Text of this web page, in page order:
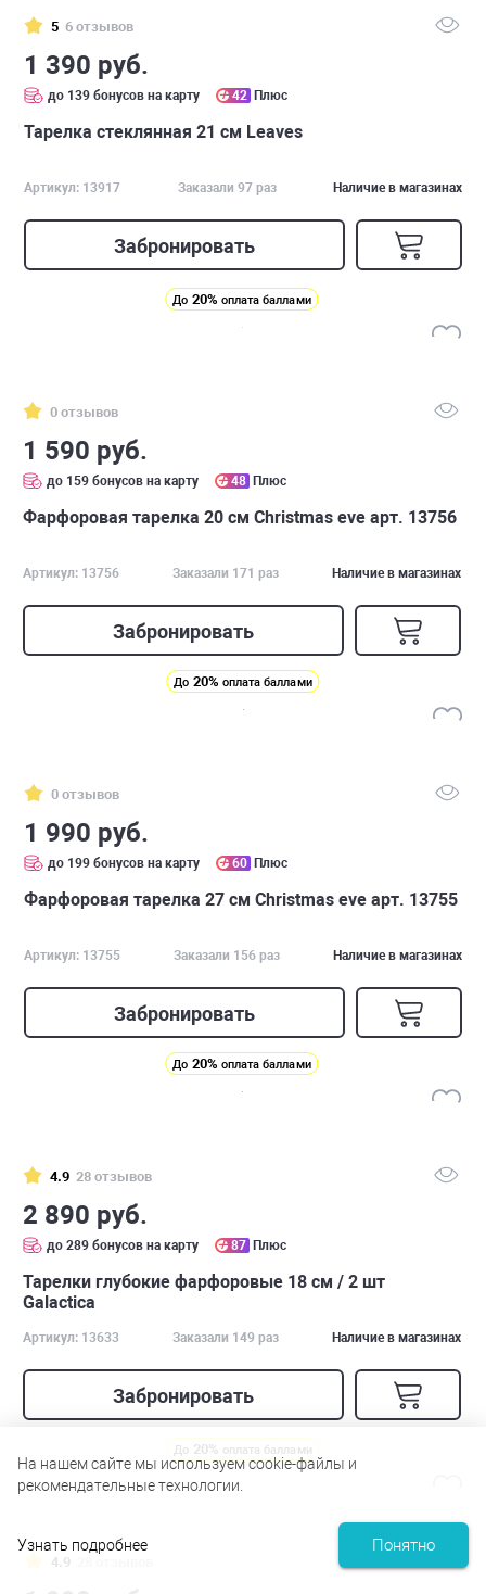
5 6 отзывов
1 390 руб.
до 139 бонусов на карту 42 Плюс
Тарелка стеклянная 21 см Leaves
Артикул: 13917 Заказали 97 раз Наличие в магазинах
Забронировать
До 20% оплата баллами
0 отзывов
1 590 руб.
до 159 бонусов на карту 48 Плюс
Фарфоровая тарелка 20 см Christmas eve арт. 13756
Артикул: 13756 Заказали 171 раз Наличие в магазинах
Забронировать
До 20% оплата баллами
0 отзывов
1 990 руб.
до 199 бонусов на карту 60 Плюс
Фарфоровая тарелка 27 см Christmas eve арт. 13755
Артикул: 13755 Заказали 156 раз Наличие в магазинах
Забронировать
До 20% оплата баллами
4.9 28 отзывов
2 890 руб.
до 289 бонусов на карту 87 Плюс
Тарелки глубокие фарфоровые 18 см / 2 шт
Galactica
Артикул: 13633 Заказали 149 раз Наличие в магазинах
Забронировать
До 20% оплата баллами
4.9
На нашем сайте мы используем cookie-файлы и
рекомендательные технологии.
Узнать подробнее Понятно